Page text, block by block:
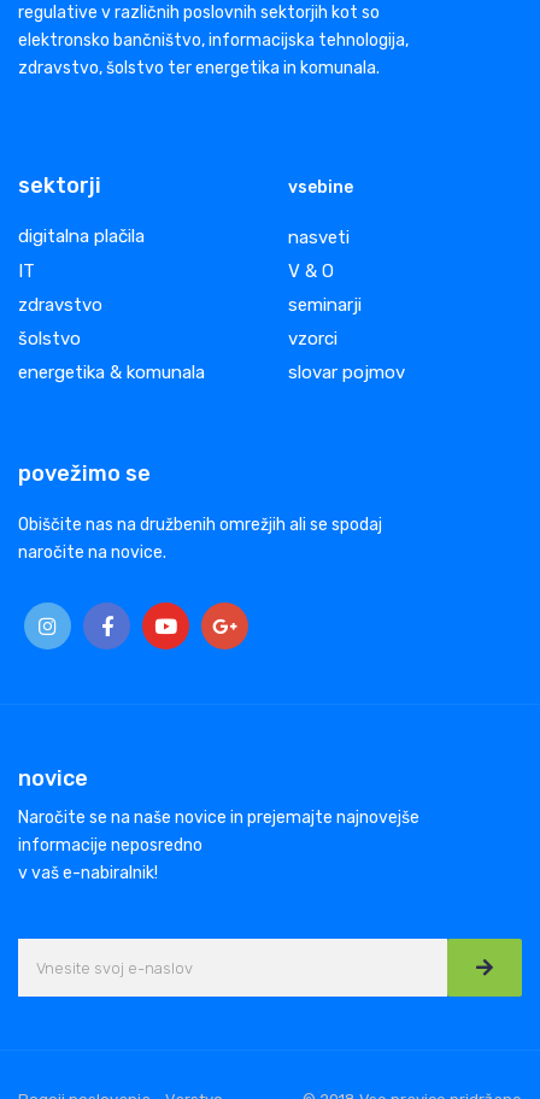
regulative v različnih poslovnih sektorjih kot so
elektronsko bančništvo, informacijska tehnologija,
zdravstvo, šolstvo ter energetika in komunala.
sektorji
digitalna plačila
IT
zdravstvo
šolstvo
energetika & komunala
vsebine
nasveti
V & O
seminarji
vzorci
slovar pojmov
povežimo se
Obiščite nas na družbenih omrežjih ali se spodaj
naročite na novice.
novice
Naročite se na naše novice in prejemajte najnovejše
informacije neposredno
v vaš e-nabiralnik!